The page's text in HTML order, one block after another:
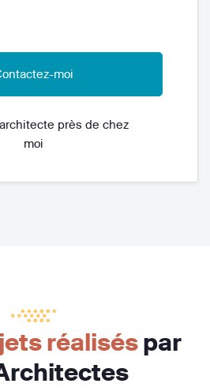
moi
près de chez
moi
réaliséspar